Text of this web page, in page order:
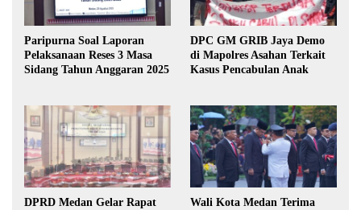
Paripurna Soal Laporan
Pelaksanaan Reses 3 Masa
Sidang Tahun Anggaran 2025
DPC GM GRIB Jaya Demo
di Mapolres Asahan Terkait
Kasus Pencabulan Anak
DPRD Medan Gelar Rapat
Wali Kota Medan Terima